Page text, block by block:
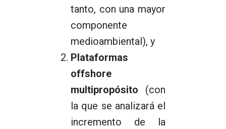
tanto, con una mayor
componente
medioambiental), y
Plataformas
offshore
multipropósito (con
la que se analizará el
incremento de la